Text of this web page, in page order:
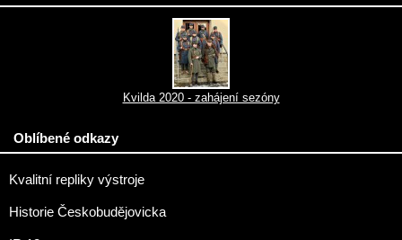
Kvilda 2020 - zahájení sezóny
Oblíbené odkazy
Kvalitní repliky výstroje
Historie Českobudějovicka